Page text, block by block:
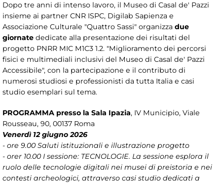
Dopo tre anni di intenso lavoro, il Museo di Casal de' Pazzi
insieme ai partner CNR ISPC, Digilab Sapienza e
Associazione Culturale "Quattro Sassi" organizza due
giornate dedicate alla presentazione dei risultati del
progetto PNRR MIC M1C3 1.2. "Miglioramento dei percorsi
fisici e multimediali inclusivi del Museo di Casal de' Pazzi
Accessibile", con la partecipazione e il contributo di
numerosi studiosi e professionisti da tutta Italia e casi
studio esemplari sul tema.
PROGRAMMA presso la Sala Ipazia, IV Municipio, Viale
Rousseau, 90, 00137 Roma
Venerdì 12 giugno 2026
- ore 9.00 Saluti istituzionali e illustrazione progetto
- orer 10.00 I sessione: TECNOLOGIE. La sessione esplora il
ruolo delle tecnologie digitali nei musei di preistoria e nei
contesti archeologici, attraverso casi studio dedicati a